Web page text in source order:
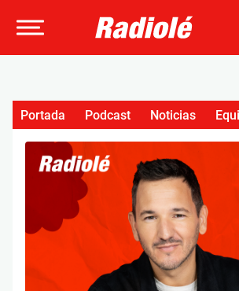
Portada Podcast Noticias